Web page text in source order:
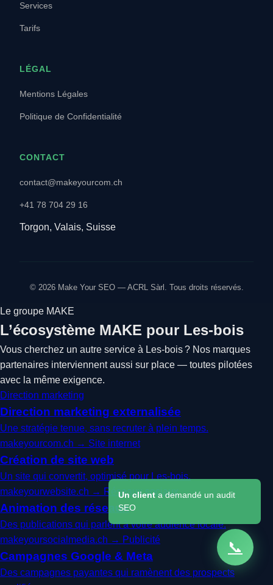
Services
Tarifs
LÉGAL
Mentions Légales
Politique de Confidentialité
CONTACT
contact@makeyourcom.ch
+41 78 704 29 16
Torgon, Valais, Suisse
© 2026 Make Your SEO — ACRL Sàrl. Tous droits réservés.
Le groupe MAKE
L’écosystème MAKE pour Les-bois
Vous cherchez un autre service à Les-bois ? Nos marques
partenaires interviennent aussi sur place — toutes pilotées
avec la même exigence.
Direction marketing
Direction marketing externalisée
Une stratégie tenue, sans recruter à plein temps.
makeyourcom.ch → Site internet
Création de site web
Un site qui convertit, optimisé pour Les-bois.
makeyourwebsite.ch → Réseaux sociaux
Animation des réseaux
Des publications qui parlent à votre audience locale.
makeyoursocialmedia.ch → Publicité
Campagnes Google & Meta
Des campagnes payantes qui ramènent des prospects
📞
Un client a demandé un audit
SEO